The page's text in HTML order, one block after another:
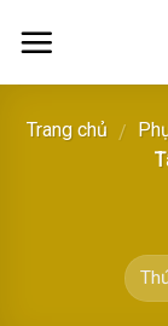
Trang chủ /